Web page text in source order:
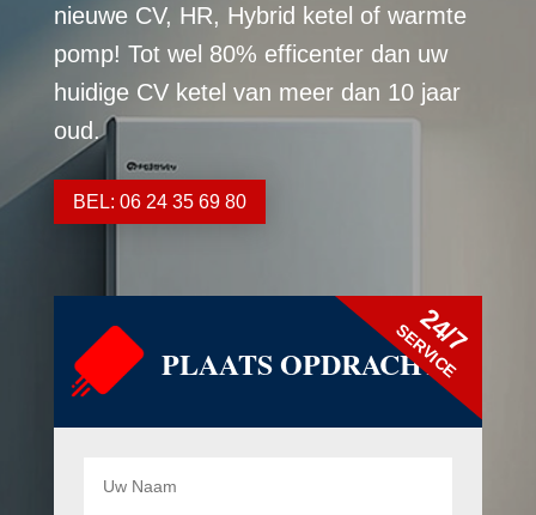
nieuwe CV, HR, Hybrid ketel of warmte
pomp! Tot wel 80% efficenter dan uw
huidige CV ketel van meer dan 10 jaar
oud.
BEL: 06 24 35 69 80
PLAATS OPDRACHT
24/7
SERVICE